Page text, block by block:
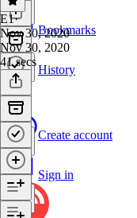
Bookmarks
History
Create account
Sign in
E1·
Nov 30, 2020
Nov 30, 2020
41 secs